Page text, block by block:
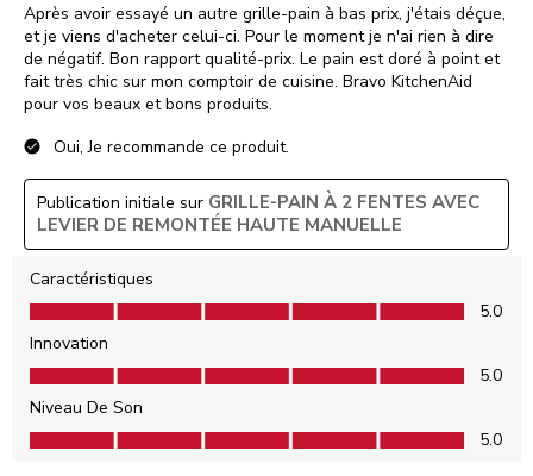
Après avoir essayé un autre grille-pain à bas prix, j'étais déçue,
et je viens d'acheter celui-ci. Pour le moment je n'ai rien à dire
de négatif. Bon rapport qualité-prix. Le pain est doré à point et
fait très chic sur mon comptoir de cuisine. Bravo KitchenAid
pour vos beaux et bons produits.
Oui, Je recommande ce produit.
Publication initiale sur GRILLE-PAIN À 2 FENTES AVEC
LEVIER DE REMONTÉE HAUTE MANUELLE
Caractéristiques
Caractéristiques, 5.0 sur 5
5.0
Innovation
Innovation, 5.0 sur 5
5.0
Niveau De Son
Niveau De Son, 5.0 sur 5
5.0